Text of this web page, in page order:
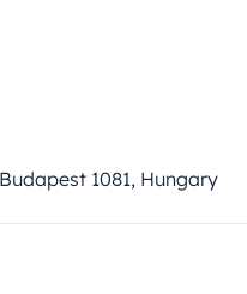
1081, Hungary